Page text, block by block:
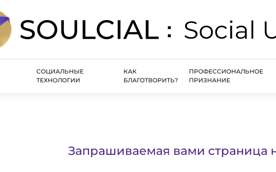
СОЦИАЛЬНЫЕ
ТЕХНОЛОГИИ
КАК
БЛАГОТВОРИТЬ?
ПРОФЕССИОНАЛЬНОЕ
ПРИЗНАНИЕ
Запрашиваемая вами страница